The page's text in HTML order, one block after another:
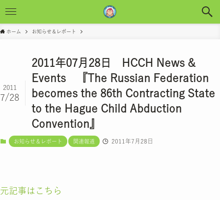
ホーム お知らせ＆レポート
2011年07月28日 HCCH News &
Events 『The Russian Federation
becomes the 86th Contracting State
to the Hague Child Abduction
Convention』
2011
7/28
お知らせ＆レポート 関連報道 2011年7月28日
元記事はこちら